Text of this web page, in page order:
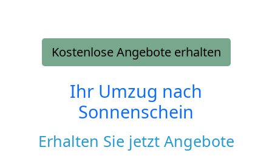
Kostenlose Angebote erhalten
Ihr Umzug nach
Sonnenschein
Erhalten Sie jetzt Angebote